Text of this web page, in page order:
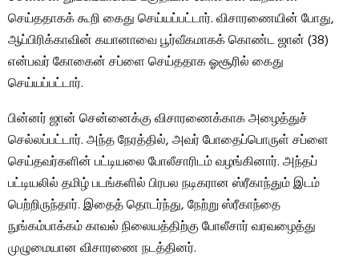
செய்ததாகக் கூறி கைது செய்யப்பட்டார். விசாரணையின் போது, ​​
ஆப்பிரிக்காவின் கயானாவை பூர்வீகமாகக் கொண்ட ஜான் (38)
என்பவர் கோகைன் சப்ளை செய்ததாக ஓசூரில் கைது
செய்யப்பட்டார்.
பின்னர் ஜான் சென்னைக்கு விசாரணைக்காக அழைத்துச்
செல்லப்பட்டார். அந்த நேரத்தில், அவர் போதைப்பொருள் சப்ளை
செய்தவர்களின் பட்டியலை போலீசாரிடம் வழங்கினார். அந்தப்
பட்டியலில் தமிழ் படங்களில் பிரபல நடிகரான ஸ்ரீகாந்தும் இடம்
பெற்றிருந்தார். இதைத் தொடர்ந்து, நேற்று ஸ்ரீகாந்தை
நுங்கம்பாக்கம் காவல் நிலையத்திற்கு போலீசார் வரவழைத்து
முழுமையான விசாரணை நடத்தினர்.